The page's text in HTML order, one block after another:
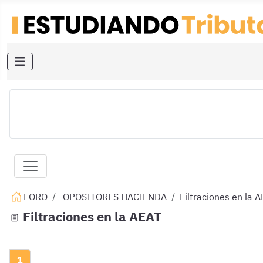
FORO OPOSITORES HACIENDA Filtraciones en la
Filtraciones en la AEAT
1